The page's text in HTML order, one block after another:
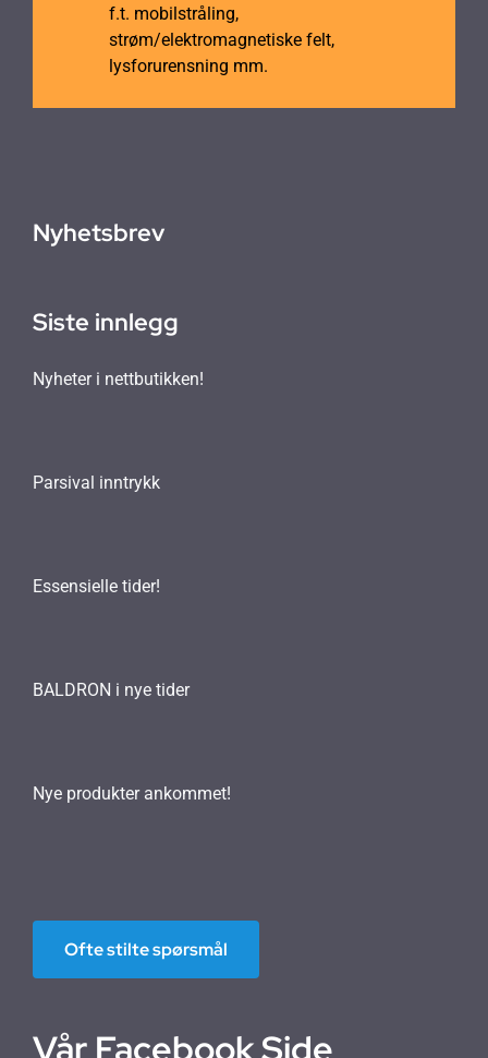
f.t. mobilstråling,
strøm/elektromagnetiske felt,
lysforurensning mm.
Nyhetsbrev
Siste innlegg
Nyheter i nettbutikken!
Parsival inntrykk
Essensielle tider!
BALDRON i nye tider
Nye produkter ankommet!
Ofte stilte spørsmål